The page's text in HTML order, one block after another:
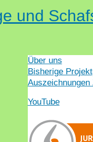
und
Über uns
Bisherige
Auszeichnungen
YouTube